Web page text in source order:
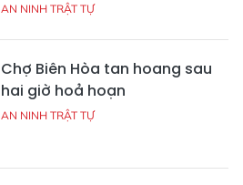
AN NINH TRẬT TỰ
Chợ Biên Hòa tan hoang sau
hai giờ hoả hoạn
AN NINH TRẬT TỰ